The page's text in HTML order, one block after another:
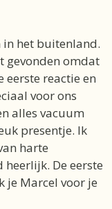
in het buitenland.
gevonden omdat
eerste reactie en
voor ons
alles vacuum
presentje. Ik
harte
heerlijk. De eerste
je Marcel voor je